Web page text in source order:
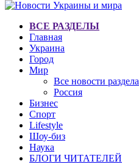
ВСЕ РАЗДЕЛЫ
Главная
Украина
Город
Мир
Все новости раздела
Россия
Бизнес
Спорт
Lifestyle
Шоу-биз
Наука
БЛОГИ ЧИТАТЕЛЕЙ